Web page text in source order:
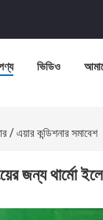
ভিডিও
/ এয়ার কন্ডিশনার সমাবেশ
জন্য থার্মো